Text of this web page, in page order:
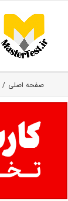
content
صفحه اصلی